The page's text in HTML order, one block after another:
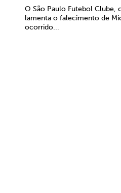
O São Paulo Futebol Clube,
lamenta o falecimento de
ocorrido...